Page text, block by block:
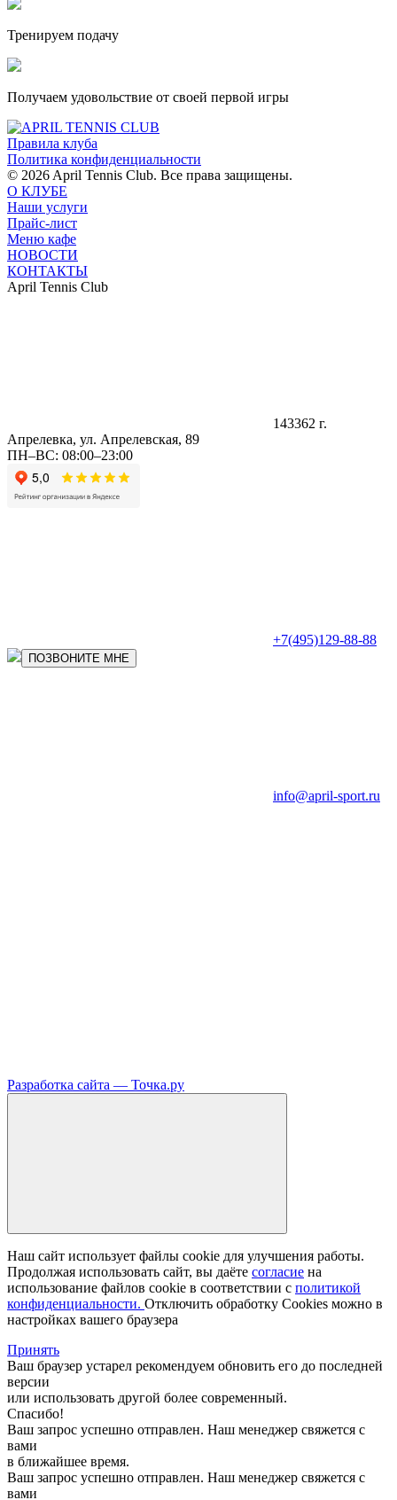
Тренируем подачу
Получаем удовольствие от своей первой игры
Правила клуба
Политика конфиденциальности
© 2026 April Tennis Club. Все права защищены.
О КЛУБЕ
Наши услуги
Прайс-лист
Меню кафе
НОВОСТИ
КОНТАКТЫ
April Tennis Club
143362 г.
Апрелевка, ул. Апрелевская, 89
ПН–ВС: 08:00–23:00
+7(495)129-88-88
ПОЗВОНИТЕ МНЕ
info@april-sport.ru
Разработка сайта — Точка.ру
Наш сайт использует файлы cookie для улучшения работы.
Продолжая использовать сайт, вы даёте согласие на
использование файлов cookie в соответствии с политикой
конфиденциальности. Отключить обработку Cookies можно в
настройках вашего браузера
Принять
Ваш браузер устарел рекомендуем обновить его до последней
версии
или использовать другой более современный.
Спасибо!
Ваш запрос успешно отправлен. Наш менеджер свяжется с
вами
в ближайшее время.
Ваш запрос успешно отправлен. Наш менеджер свяжется с
вами